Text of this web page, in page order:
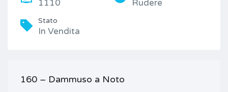
1110 Rudere
Stato
In Vendita
160 – Dammuso a Noto